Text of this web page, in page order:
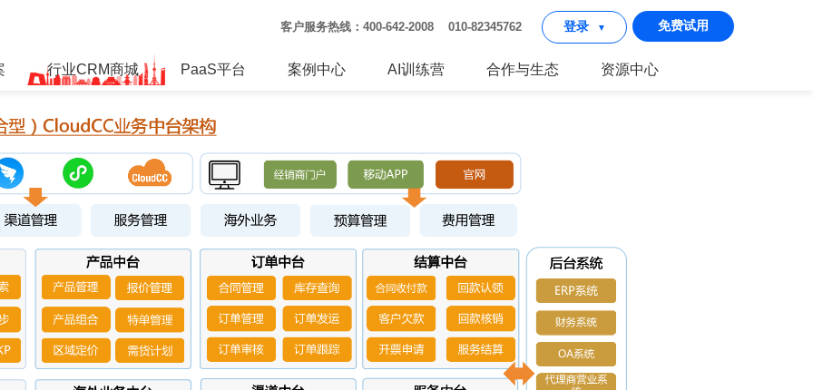
免费试用
登录 ▼
客户服务热线： 400-642-2008 010-82345762
行业CRM商城 PaaS平台 案例中心 AI训练营 合作与生态 资源中心